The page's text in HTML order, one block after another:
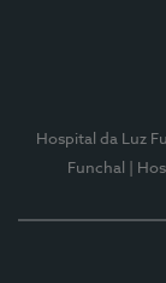
Hospital da Luz
Funchal
|